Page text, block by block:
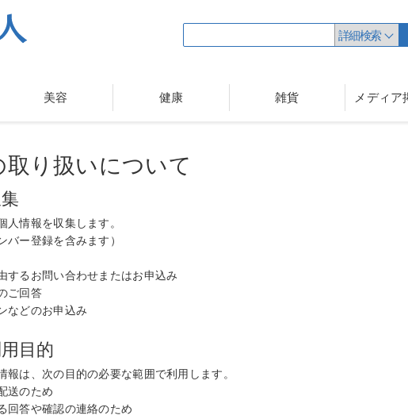
詳細検索
美容 健康 雑貨 メディア
取り扱いについて
人情報を収集します。
バー登録を含みます）
するお問い合わせまたはお申込み
ご回答
などのお申込み
目的
報は、次の目的の必要な範囲で利用します。
送のため
回答や確認の連絡のため